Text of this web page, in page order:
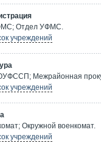
Отдел УФМС.
учреждений
Межрайонная
учреждений
Окружной военкомат.
учреждений